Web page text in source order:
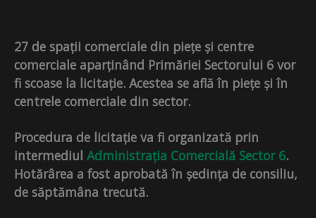
27 de spații comerciale din piețe și centre
comerciale aparținând Primăriei Sectorului 6 vor
fi scoase la licitație. Acestea se află în piețe și în
centrele comerciale din sector.
Procedura de licitație va fi organizată prin
intermediul Administrația Comercială Sector 6.
Hotărârea a fost aprobată în ședința de consiliu,
de săptămâna trecută.